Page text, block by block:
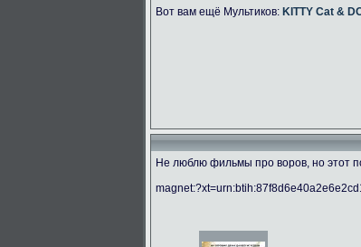
Вот вам ещё Мультиков: KITTY Cat &
Не люблю фильмы про воров, но этот